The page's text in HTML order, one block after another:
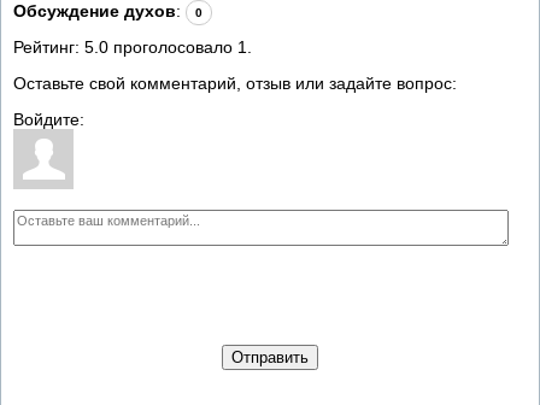
Обсуждение духов: 0
Рейтинг: 5.0 проголосовало 1.
Оставьте свой комментарий, отзыв или задайте вопрос:
Войдите:
Отправить